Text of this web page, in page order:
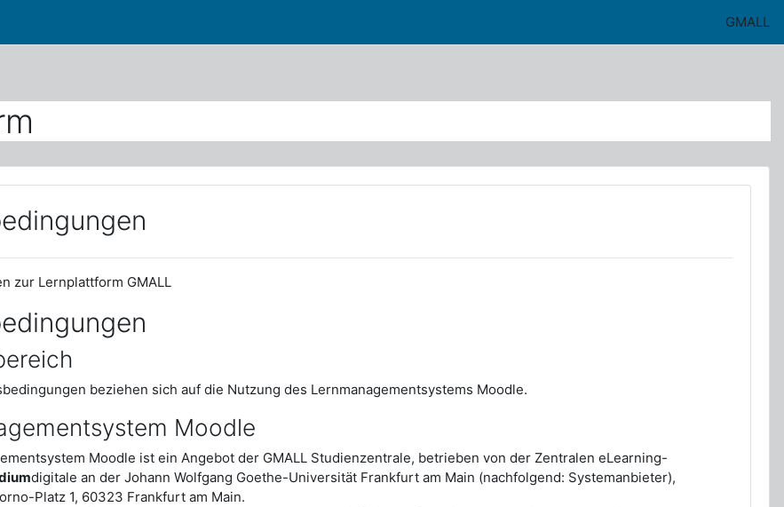
GMALL
zur Lernplattform GMALL
beziehen sich auf die Nutzung des Lernmanagementsystems Moodle.
Moodle
Moodle ist ein Angebot der GMALL Studienzentrale, betrieben von der Zentralen eLearning-
digitale an der Johann Wolfgang Goethe-Universität Frankfurt am Main (nachfolgend: Systemanbieter),
Platz 1, 60323 Frankfurt am Main.